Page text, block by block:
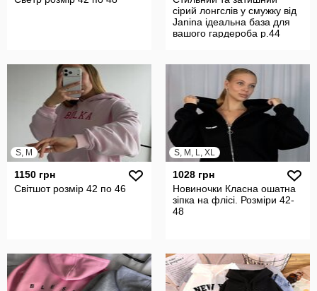
сірий лонгслів у смужку від
Janina ідеальна база для
вашого гардероба р.44
S, M
1150 грн
Світшот розмір 42 по 46
S, M, L, XL
1028 грн
Новиночки Класна ошатна
зіпка на флісі. Розміри 42-
48